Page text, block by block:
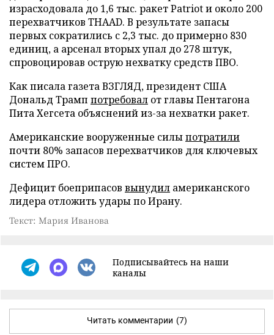
израсходовала до 1,6 тыс. ракет Patriot и около 200
перехватчиков THAAD. В результате запасы
первых сократились с 2,3 тыс. до примерно 830
единиц, а арсенал вторых упал до 278 штук,
спровоцировав острую нехватку средств ПВО.
Как писала газета ВЗГЛЯД, президент США
Дональд Трамп потребовал от главы Пентагона
Пита Хегсета объяснений из-за нехватки ракет.
Американские вооруженные силыпотратили
почти 80% запасов перехватчиков для ключевых
систем ПРО.
Дефицит боеприпасов вынудил американского
лидера отложить удары по Ирану.
Текст: Мария Иванова
Подписывайтесь на наши
каналы
Читать комментарии (7)